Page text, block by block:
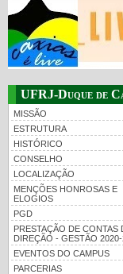
UFRJ-Duque de
MISSÃO
ESTRUTURA
HISTÓRICO
CONSELHO
LOCALIZAÇÃO
MENÇÕES HONROSAS E
ELOGIOS
PGD
PRESTAÇÃO DE CONTAS
DIREÇÃO - GESTÃO
EVENTOS DO CAMPUS
PARCERIAS